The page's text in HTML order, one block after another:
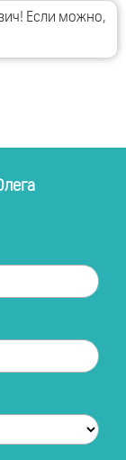
Если можно,